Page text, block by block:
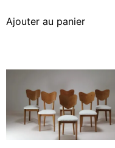
Ajouter au panier